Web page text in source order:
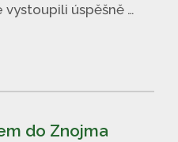
vystoupili úspěšně …
do Znojma